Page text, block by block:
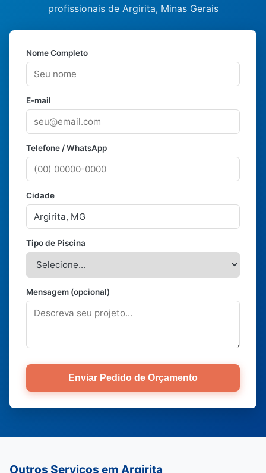
profissionais de Argirita, Minas Gerais
Nome Completo
E-mail
Telefone / WhatsApp
Cidade
Tipo de Piscina
Mensagem (opcional)
Enviar Pedido de Orçamento
Outros Serviços em Argirita